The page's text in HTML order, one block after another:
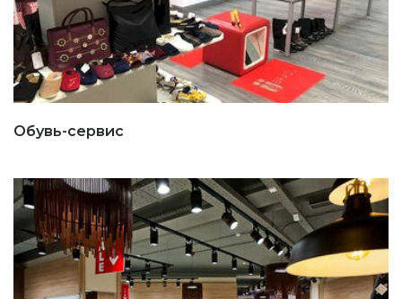
Обувь-сервис